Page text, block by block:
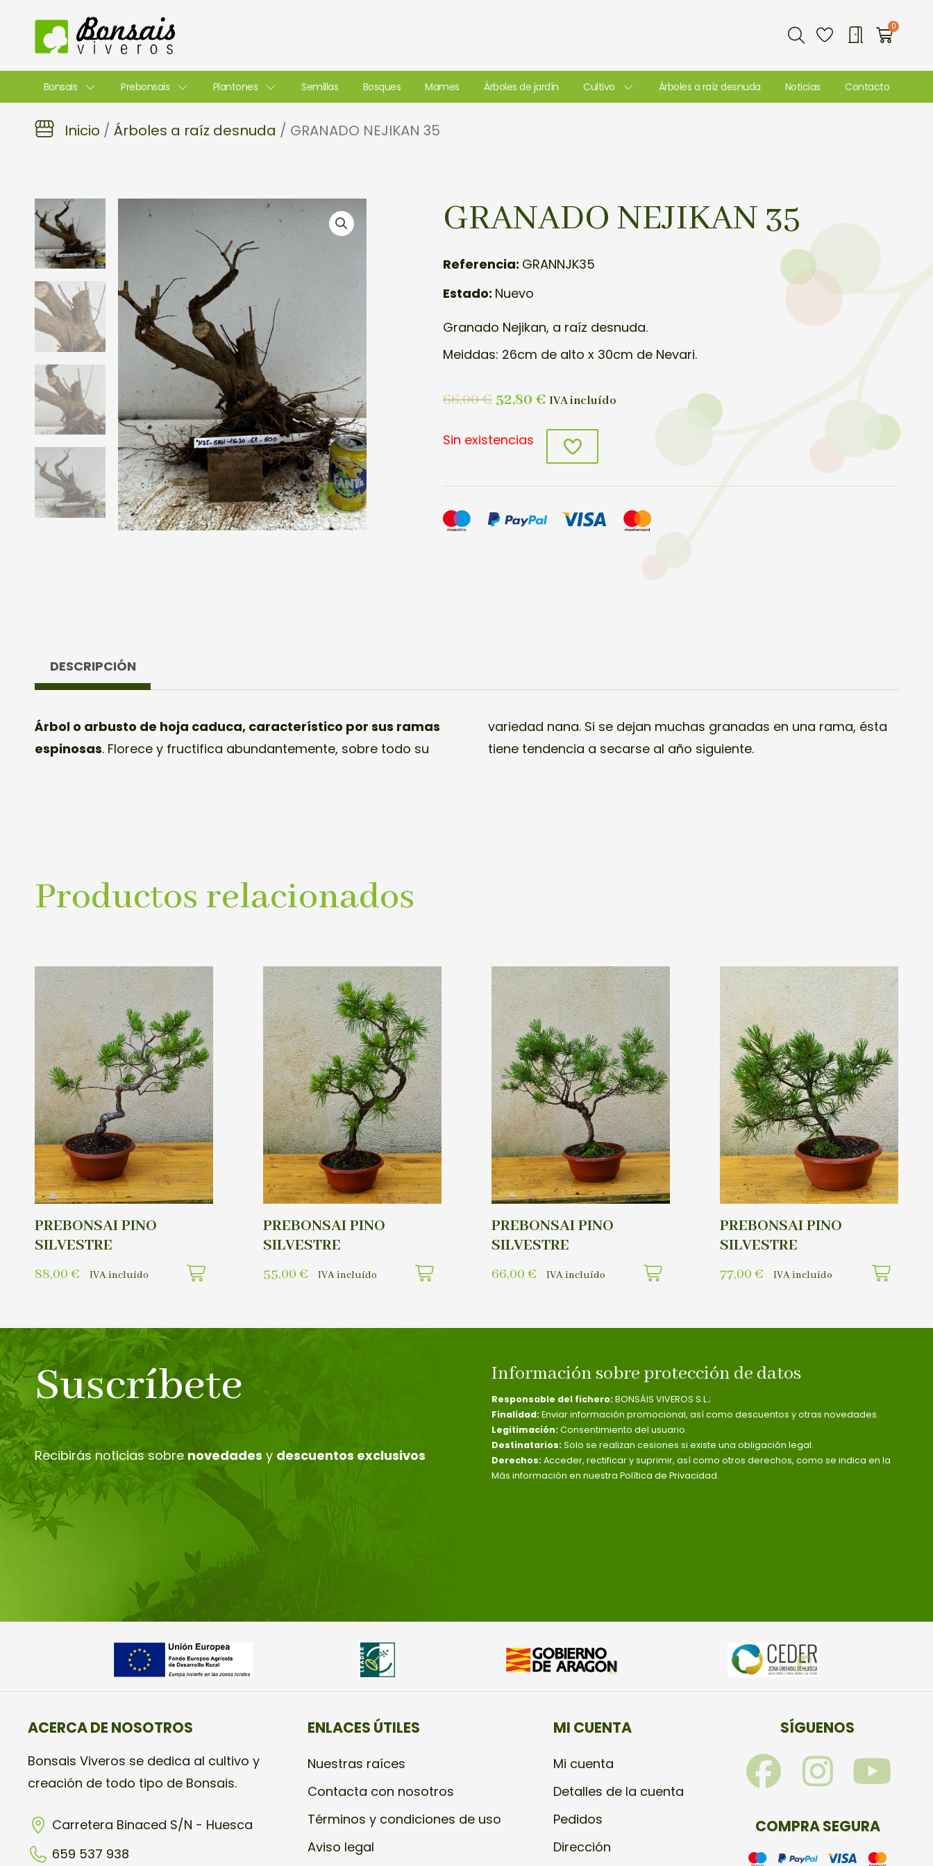
contenido
Buscar 0
Bonsais Prebonsais Plantones Semillas Bosques Mames Árboles de jardín Cultivo Árboles a raíz desnuda Noticias Contacto
Inicio / Árboles a raíz desnuda / GRANADO NEJIKAN 35
GRANADO NEJIKAN 35
Referencia: GRANNJK35
Estado: Nuevo
Granado Nejikan, a raíz desnuda.
Meiddas: 26cm de alto x 30cm de Nevari.
66,00€52,80€ IVA incluído
Sin existencias
DESCRIPCIÓN
Árbol o arbusto de hoja caduca, característico por sus ramas
espinosas. Florece y fructifica abundantemente, sobre todo su
variedad nana. Si se dejan muchas granadas en una rama, ésta
tiene tendencia a secarse al año siguiente.
Productos relacionados
PREBONSAI PINO
SILVESTRE
88,00 € IVA incluído
PREBONSAI PINO
SILVESTRE
55,00 € IVA incluído
PREBONSAI PINO
SILVESTRE
66,00 € IVA incluído
PREBONSAI PINO
SILVESTRE
77,00 € IVA incluído
Suscríbete
Recibirás noticias sobre novedades y descuentos exclusivos
Información sobre protección de datos
Responsable del fichero: BONSÁIS VIVEROS S.L.;
Finalidad: Enviar información promocional, así como descuentos y otras novedades.
Legitimación: Consentimiento del usuario.
Destinatarios: Solo se realizan cesiones si existe una obligación legal.
Derechos: Acceder, rectificar y suprimir, así como otros derechos, como se indica en la
Más información en nuestra Política de Privacidad.
ACERCA DE NOSOTROS
Bonsais Viveros se dedica al cultivo y
creación de todo tipo de Bonsais.
Carretera Binaced S/N - Huesca
659 537 938
ENLACES ÚTILES
Nuestras raíces
Contacta con nosotros
Términos y condiciones de uso
Aviso legal
MI CUENTA
Mi cuenta
Detalles de la cuenta
Pedidos
Dirección
SÍGUENOS
F
a
c
I
n
s
Y
u
COMPRA SEGURA